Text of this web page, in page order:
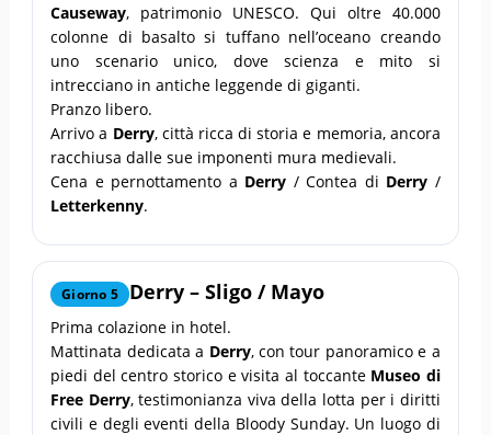
Causeway, patrimonio UNESCO. Qui oltre 40.000
colonne di basalto si tuffano nell’oceano creando
uno scenario unico, dove scienza e mito si
intrecciano in antiche leggende di giganti.
Pranzo libero.
Arrivo a Derry, città ricca di storia e memoria, ancora
racchiusa dalle sue imponenti mura medievali.
Cena e pernottamento a Derry / Contea di Derry /
Letterkenny.
Giorno 5 Derry –Sligo / Mayo
Prima colazione in hotel.
Mattinata dedicata a Derry, con tour panoramico e a
piedi del centro storico e visita al toccante Museo di
Free Derry, testimonianza viva della lotta per i diritti
civili e degli eventi della Bloody Sunday. Un luogo di